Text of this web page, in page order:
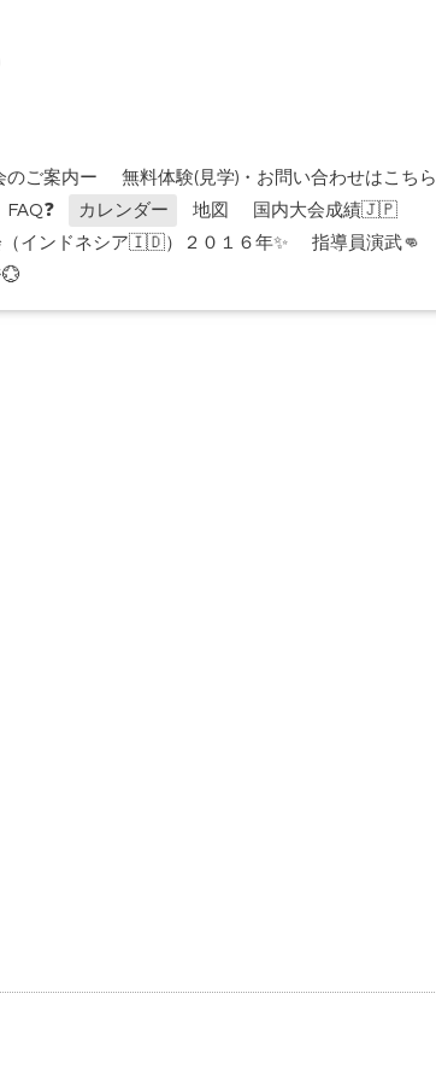
のご案内ー
無料体験(見学)・お問い合わせはこちら
FAQ❓ カレンダー 地図
国内大会成績🇯🇵
（インドネシア🇮🇩）２０１６年✨
指導員演武👊